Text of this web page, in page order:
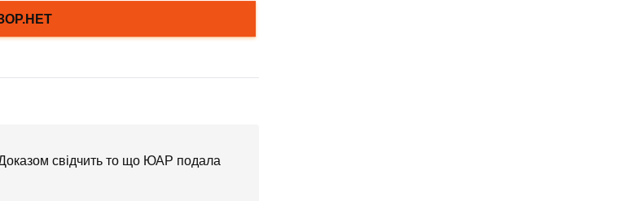
свідчить то що ЮАР подала